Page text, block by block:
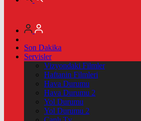
Son Dakika
Servisler
Vizyondaki Filmler
Haftanin Filmleri
Hava Durumu
Hava Durumu 2
Yol Durumu
Yol Durumu 2